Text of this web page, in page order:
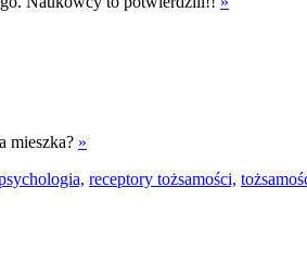
mieszka? »
receptory tożsamości,